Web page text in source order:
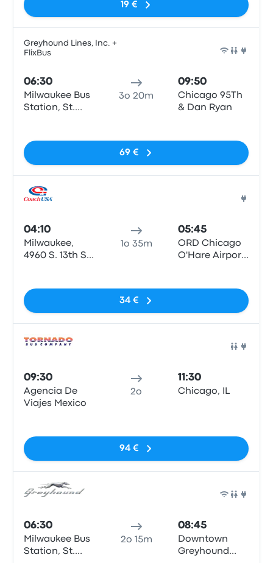
19 €
Greyhound Lines, Inc. +
FlixBus
06:30
Milwaukee Bus
Station, St.
3o 20m
09:50
Chicago 95Th
& Dan Ryan
69 €
04:10
Milwaukee,
4960 S. 13th St.
1o 35m
05:45
ORD Chicago
O'Hare Airport
34 €
09:30
Agencia De
Viajes Mexico
2o
11:30
Chicago, IL
94 €
06:30
Milwaukee Bus
Station, St.
2o 15m
08:45
Downtown
Greyhound